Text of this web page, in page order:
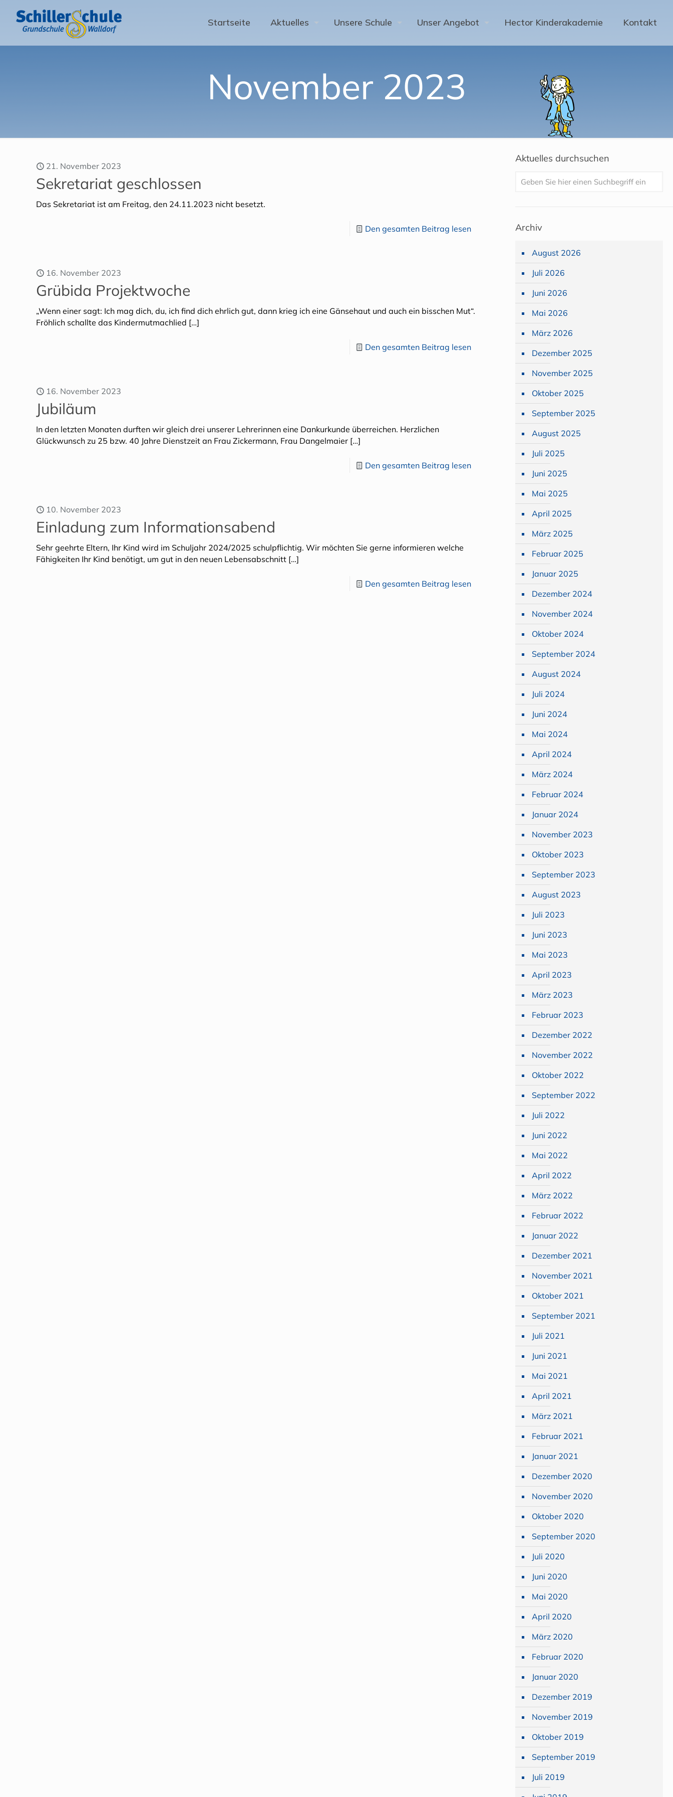
Startseite Aktuelles Unsere Schule Unser Angebot Hector Kinderakademie Kontakt
November 2023
21. November 2023
Sekretariat geschlossen
Das Sekretariat ist am Freitag, den 24.11.2023 nicht besetzt.
Den gesamten Beitrag lesen
16. November 2023
Grübida Projektwoche
„Wenn einer sagt: Ich mag dich, du, ich find dich ehrlich gut, dann krieg ich eine Gänsehaut und auch ein bisschen Mut“.
Fröhlich schallte das Kindermutmachlied […]
Den gesamten Beitrag lesen
16. November 2023
Jubiläum
In den letzten Monaten durften wir gleich drei unserer Lehrerinnen eine Dankurkunde überreichen. Herzlichen
Glückwunsch zu 25 bzw. 40 Jahre Dienstzeit an Frau Zickermann, Frau Dangelmaier […]
Den gesamten Beitrag lesen
10. November 2023
Einladung zum Informationsabend
Sehr geehrte Eltern, Ihr Kind wird im Schuljahr 2024/2025 schulpflichtig. Wir möchten Sie gerne informieren welche
Fähigkeiten Ihr Kind benötigt, um gut in den neuen Lebensabschnitt […]
Den gesamten Beitrag lesen
Aktuelles durchsuchen
Archiv
August 2026
Juli 2026
Juni 2026
Mai 2026
März 2026
Dezember 2025
November 2025
Oktober 2025
September 2025
August 2025
Juli 2025
Juni 2025
Mai 2025
April 2025
März 2025
Februar 2025
Januar 2025
Dezember 2024
November 2024
Oktober 2024
September 2024
August 2024
Juli 2024
Juni 2024
Mai 2024
April 2024
März 2024
Februar 2024
Januar 2024
November 2023
Oktober 2023
September 2023
August 2023
Juli 2023
Juni 2023
Mai 2023
April 2023
März 2023
Februar 2023
Dezember 2022
November 2022
Oktober 2022
September 2022
Juli 2022
Juni 2022
Mai 2022
April 2022
März 2022
Februar 2022
Januar 2022
Dezember 2021
November 2021
Oktober 2021
September 2021
Juli 2021
Juni 2021
Mai 2021
April 2021
März 2021
Februar 2021
Januar 2021
Dezember 2020
November 2020
Oktober 2020
September 2020
Juli 2020
Juni 2020
Mai 2020
April 2020
März 2020
Februar 2020
Januar 2020
Dezember 2019
November 2019
Oktober 2019
September 2019
Juli 2019